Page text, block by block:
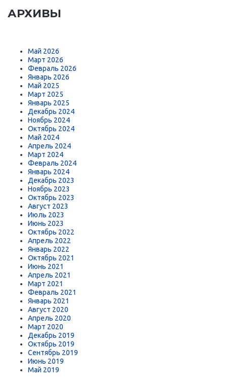
АРХИВЫ
Май 2026
Март 2026
Февраль 2026
Январь 2026
Май 2025
Март 2025
Январь 2025
Декабрь 2024
Ноябрь 2024
Октябрь 2024
Май 2024
Апрель 2024
Март 2024
Февраль 2024
Январь 2024
Декабрь 2023
Ноябрь 2023
Октябрь 2023
Август 2023
Июль 2023
Июнь 2023
Октябрь 2022
Апрель 2022
Январь 2022
Октябрь 2021
Июнь 2021
Апрель 2021
Март 2021
Февраль 2021
Январь 2021
Август 2020
Апрель 2020
Март 2020
Декабрь 2019
Октябрь 2019
Сентябрь 2019
Июнь 2019
Май 2019